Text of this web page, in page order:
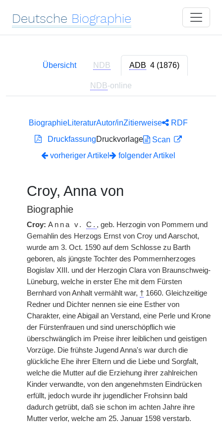
Deutsche Biographie
Übersicht NDB ADB 4 (1876)
NDB-online
BiographieLiteraturAutor/inZitierweise
RDF
DruckfassungDruckvorlage
Scan
vorheriger Artikel
folgender Artikel
Croy, Anna von
Biographie
Croy: Anna v. C. , geb. Herzogin von Pommern und
Gemahlin des Herzogs Ernst von Croy und Aarschot,
wurde am 3. Oct. 1590 auf dem Schlosse zu Barth
geboren, als jüngste Tochter des Pommernherzoges
Bogislav XIII. und der Herzogin Clara von Braunschweig-
Lüneburg, welche in erster Ehe mit dem Fürsten
Bernhard von Anhalt vermählt war, † 1660. Gleichzeitige
Redner und Dichter nennen sie eine Esther von
Charakter, eine Abigail an Verstand, eine Perle und Krone
der Fürstenfrauen und sind unerschöpflich wie
überschwänglich im Preise ihrer leiblichen und geistigen
Vorzüge. Die frühste Jugend Anna's war durch die
glückliche Ehe ihrer Eltern und die Liebe und Sorgfalt,
welche die Mutter auf die Erziehung ihrer zahlreichen
Kinder verwandte, von den angenehmsten Eindrücken
erfüllt, jedoch wurde ihr jugendlicher Frohsinn bald
dadurch getrübt, daß sie schon im achten Jahre ihre
Mutter verlor, welche am 25. Januar 1598 verstarb.